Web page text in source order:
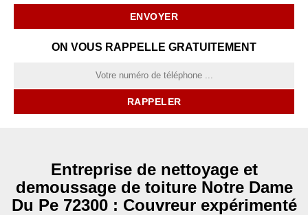
ON VOUS RAPPELLE GRATUITEMENT
Entreprise de nettoyage et
demoussage de toiture Notre Dame
Du Pe 72300 : Couvreur expérimenté